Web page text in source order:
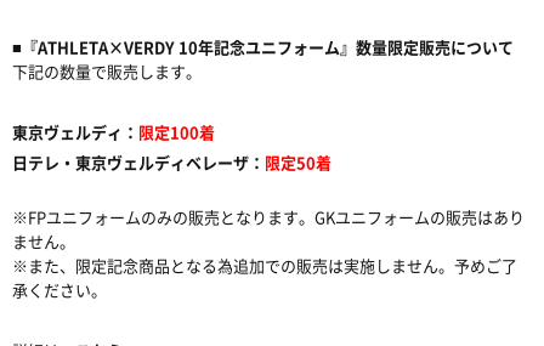
■『ATHLETA×VERDY 10年記念ユニフォーム』数量限定販売について
下記の数量で販売します。
東京ヴェルディ： 限定100着
日テレ・東京ヴェルディベレーザ： 限定50着
※FPユニフォームのみの販売となります。GKユニフォームの販売はあり
ません。
※また、限定記念商品となる為追加での販売は実施しません。予めご了
承ください。